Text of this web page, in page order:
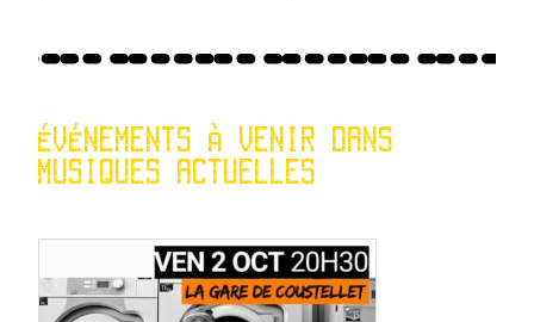
ÉVÉNEMENTS À VENIR DANS
MUSIQUES ACTUELLES